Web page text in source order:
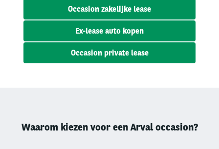
Occasion zakelijke lease
Ex-lease auto kopen
Occasion private lease
Waarom kiezen voor een Arval occasion?